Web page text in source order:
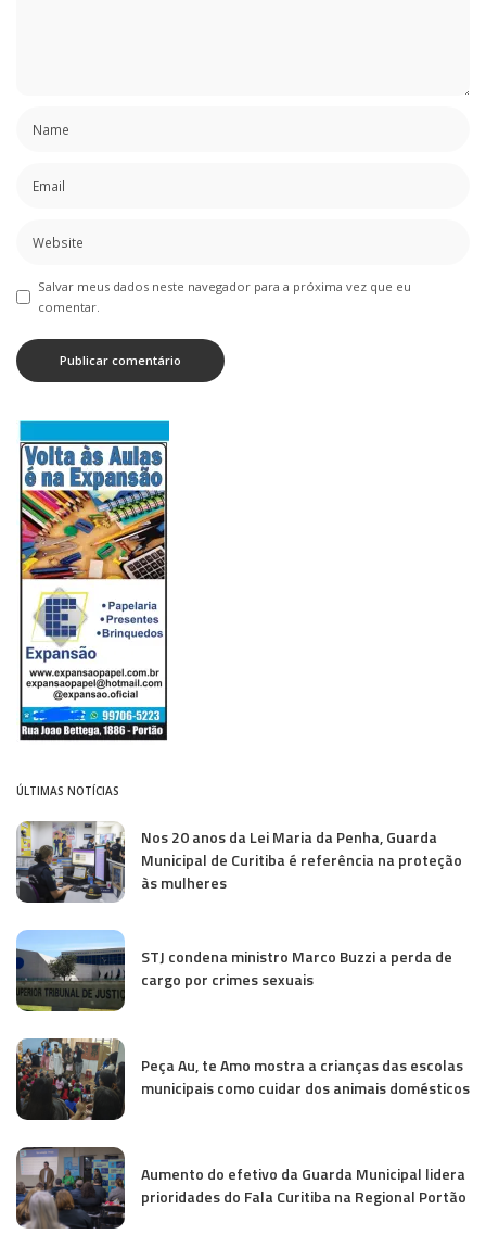
Salvar meus dados neste navegador para a próxima vez que eu
comentar.
ÚLTIMAS NOTÍCIAS
Nos 20 anos da Lei Maria da Penha, Guarda
Municipal de Curitiba é referência na proteção
às mulheres
STJ condena ministro Marco Buzzi a perda de
cargo por crimes sexuais
Peça Au, te Amo mostra a crianças das escolas
municipais como cuidar dos animais domésticos
Aumento do efetivo da Guarda Municipal lidera
prioridades do Fala Curitiba na Regional Portão